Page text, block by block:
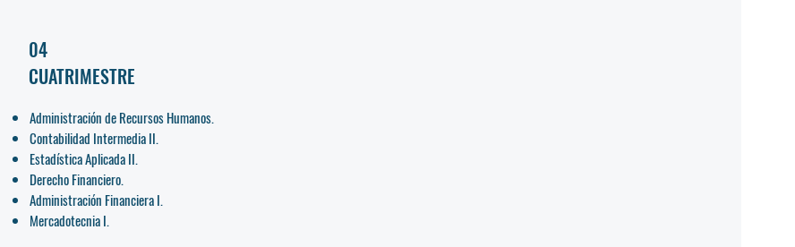
04
CUATRIMESTRE
Administración de Recursos Humanos.
Contabilidad Intermedia II.
Estadística Aplicada II.
Derecho Financiero.
Administración Financiera I.
Mercadotecnia I.